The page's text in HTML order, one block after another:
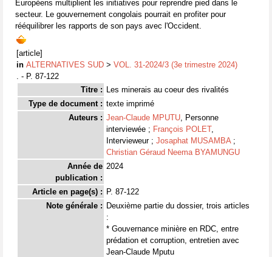
Européens multiplient les initiatives pour reprendre pied dans le
secteur. Le gouvernement congolais pourrait en profiter pour
rééquilibrer les rapports de son pays avec l'Occident.
[article]
in ALTERNATIVES SUD > VOL. 31-2024/3 (3e trimestre 2024)
. - P. 87-122
Titre : Les minerais au coeur des rivalités
Type de document : texte imprimé
Auteurs : Jean-Claude MPUTU, Personne
interviewée ; François POLET,
Intervieweur ; Josaphat MUSAMBA;
Christian Géraud Neema BYAMUNGU
Année de
publication :
2024
Article en page(s) : P. 87-122
Note générale : Deuxième partie du dossier, trois articles
:
* Gouvernance minière en RDC, entre
prédation et corruption, entretien avec
Jean-Claude Mputu